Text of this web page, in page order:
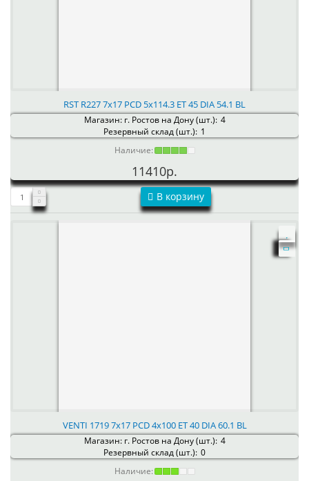
RST R227 7x17 PCD 5x114.3 ET 45 DIA 54.1 BL
Магазин: г. Ростов на Дону (шт.): 4
Резервный склад (шт.): 1
Наличие:
11410р.
В корзину
VENTI 1719 7x17 PCD 4x100 ET 40 DIA 60.1 BL
Магазин: г. Ростов на Дону (шт.): 4
Резервный склад (шт.): 0
Наличие: